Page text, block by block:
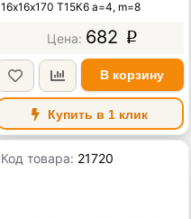
16х16х170 Т15К6 а=4, m=8
682 p
В корзину
Купить в 1 клик
Код товара: 21720